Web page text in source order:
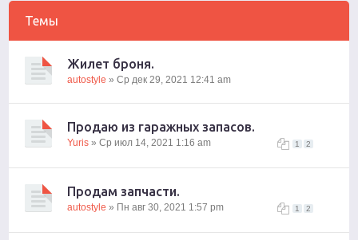
Темы
Жилет броня.
autostyle » Ср дек 29, 2021 12:41 am
Продаю из гаражных запасов.
1 2
Yuris » Ср июл 14, 2021 1:16 am
Продам запчасти.
1 2
autostyle » Пн авг 30, 2021 1:57 pm